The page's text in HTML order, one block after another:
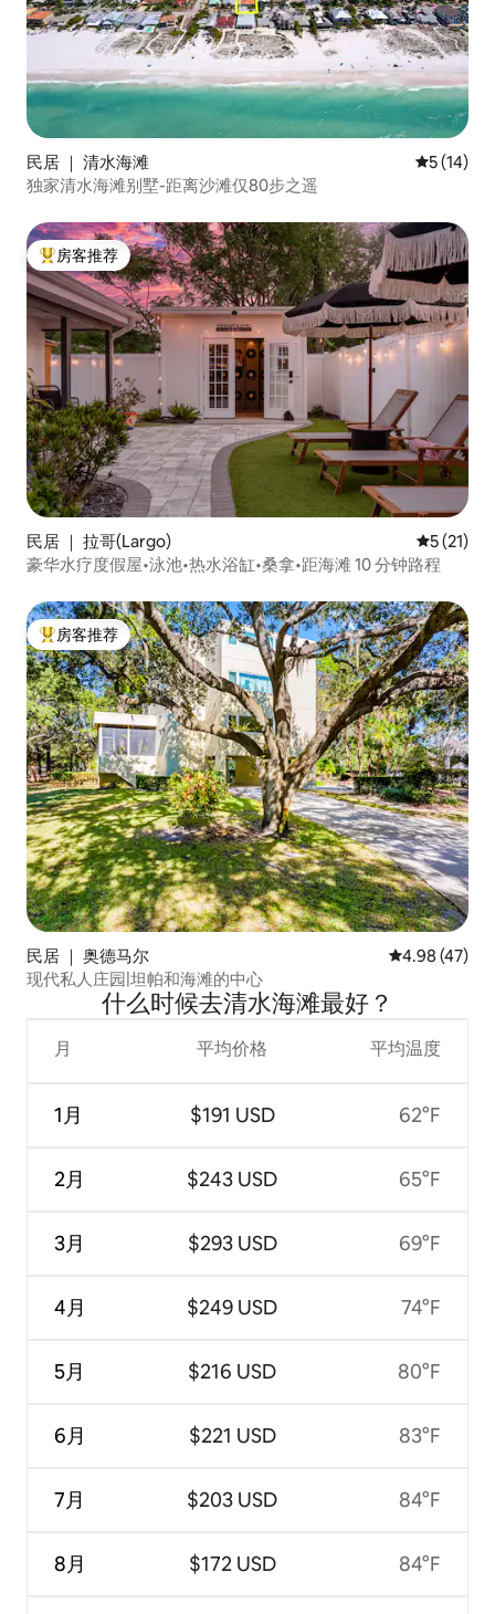
民居 ｜ 清水海滩 平均评分
5 (14)
独家清水海滩别墅-距离沙滩仅80步之遥
热门「房客推荐」
房客推荐
民居 ｜ 拉哥(Largo) 平均评分
5 (21)
豪华水疗度假屋•泳池•热水浴缸•桑拿•距海滩 10 分钟路程
热门「房客推荐」
房客推荐
民居 ｜ 奥德马尔 平均评分
4.98 (47)
现代私人庄园|坦帕和海滩的中心
什么时候去清水海滩最好？
月
1月
2月
3月
4月
5月
6月
7月
8月
平均价格
$191 USD
$243 USD
$293 USD
$249 USD
$216 USD
$221 USD
$203 USD
$172 USD
平均温度
62°F
65°F
69°F
74°F
80°F
83°F
84°F
84°F